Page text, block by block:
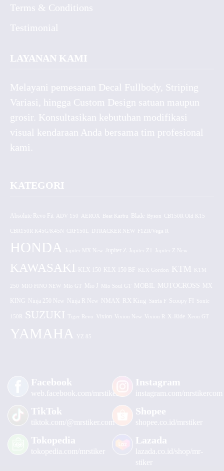
Terms & Conditions
Testimonial
LAYANAN KAMI
Melayani pemesanan Decal Fullbody, Striping
Variasi, hingga Custom Design satuan maupun
grosir. Konsultasikan kebutuhan modifikasi
visual kendaraan Anda bersama tim profesional
kami.
KATEGORI
Absolute Revo Fit ADV 150 AEROX CB150R Old K15
CBR150R K45G/K45N CRF150L DTRACKER NEW F1ZR/Vega R
HONDA Jupiter MX New Jupiter Z
KAWASAKI KLX 150 KLX 150 BF KLX Gordon KTM KTM
250 MIO FINO NEW Mio GT Mio J Mio Soul GT MOBIL MOTOCROSS MX
KING Ninja 250 New Ninja R New NMAX RX King Satria F Scoopy FI Sonic
150R SUZUKI Tiger Revo Vixion Vixion New Vixion R X-Ride Xeon GT
YAMAHA YZ 85
Facebook
web.facebook.com/mrstiker
Instagram
instagram.com/mrstikercom
TikTok
tiktok.com/@mrstiker.com
Shopee
shopee.co.id/mrstiker
Tokopedia
tokopedia.com/mrstiker
Lazada
lazada.co.id/shop/mr-
stiker